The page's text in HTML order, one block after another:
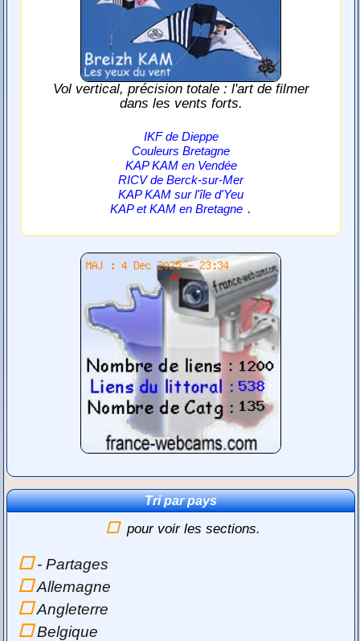
Vol vertical, précision totale : l'art de filmer
dans les vents forts.
IKF de Dieppe
Couleurs Bretagne
KAP KAM en Vendée
RICV de Berck-sur-Mer
KAP KAM sur l'île d'Yeu
KAP et KAM en Bretagne .
Tri par pays
pour voir les sections.
- Partages
Allemagne
Angleterre
Belgique